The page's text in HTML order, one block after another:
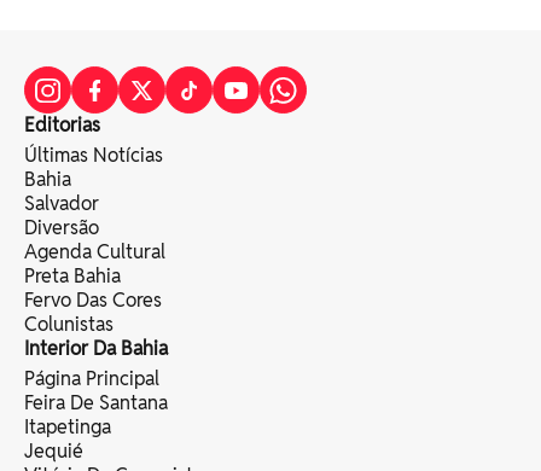
Editorias
Últimas Notícias
Bahia
Salvador
Diversão
Agenda Cultural
Preta Bahia
Fervo Das Cores
Colunistas
Interior Da Bahia
Página Principal
Feira De Santana
Itapetinga
Jequié